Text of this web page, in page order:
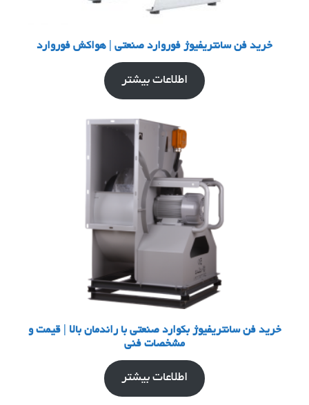
خرید فن سانتریفیوژ فوروارد صنعتی | هواکش فوروارد
اطلاعات بیشتر
خرید فن سانتریفیوژ بکوارد صنعتی با راندمان بالا | قیمت و
مشخصات فنی
اطلاعات بیشتر